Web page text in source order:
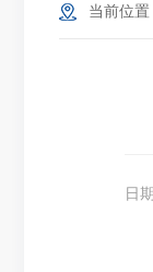
当前位置
日